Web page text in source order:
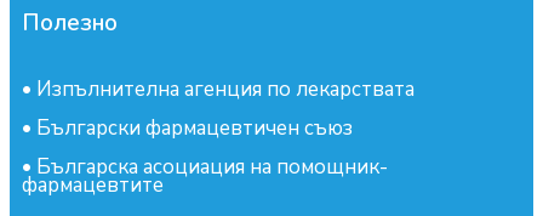
Полезно
• Изпълнителна агенция по лекарствата
• Български фармацевтичен съюз
• Българска асоциация на помощник-
фармацевтите